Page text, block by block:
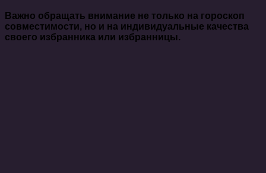
Важно обращать внимание не только на гороскоп
совместимости, но и на индивидуальные качества
своего избранника или избранницы.